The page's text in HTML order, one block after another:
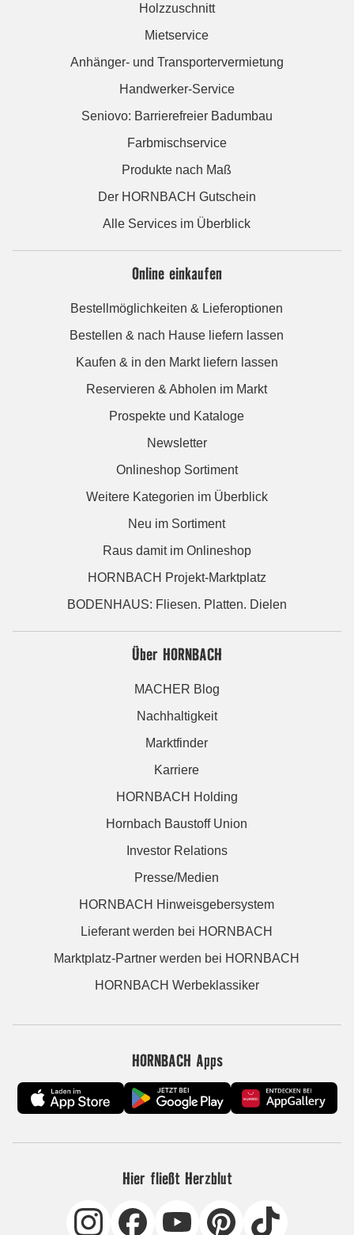
Holzzuschnitt
Mietservice
Anhänger- und Transportervermietung
Handwerker-Service
Seniovo: Barrierefreier Badumbau
Farbmischservice
Produkte nach Maß
Der HORNBACH Gutschein
Alle Services im Überblick
Online einkaufen
Bestellmöglichkeiten & Lieferoptionen
Bestellen & nach Hause liefern lassen
Kaufen & in den Markt liefern lassen
Reservieren & Abholen im Markt
Prospekte und Kataloge
Newsletter
Onlineshop Sortiment
Weitere Kategorien im Überblick
Neu im Sortiment
Raus damit im Onlineshop
HORNBACH Projekt-Marktplatz
BODENHAUS: Fliesen. Platten. Dielen
Über HORNBACH
MACHER Blog
Nachhaltigkeit
Marktfinder
Karriere
HORNBACH Holding
Hornbach Baustoff Union
Investor Relations
Presse/Medien
HORNBACH Hinweisgebersystem
Lieferant werden bei HORNBACH
Marktplatz-Partner werden bei HORNBACH
HORNBACH Werbeklassiker
HORNBACH Apps
Hier fließt Herzblut